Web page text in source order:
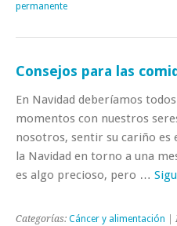
permanente
Consejos para las
En Navidad deberíamos
momentos con nuestros
nosotros, sentir su cariño
la Navidad en torno a una
es algo precioso, pero …
Categorías: Cáncer y alimentación |